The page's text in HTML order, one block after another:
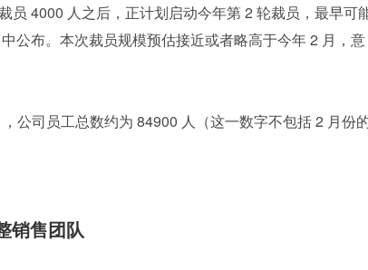
员 4000 人之后，正计划启动今年第 2 轮裁员，最早可
公布。本次裁员规模预估接近或者略高于今年 2 月，意
公司员工总数约为 84900 人（这一数字不包括 2 月份
销售团队